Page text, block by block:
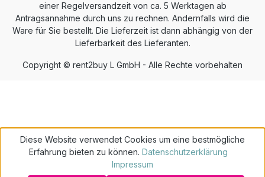
einer Regelversandzeit von ca. 5 Werktagen ab
Antragsannahme durch uns zu rechnen. Andernfalls wird die
Ware für Sie bestellt. Die Lieferzeit ist dann abhängig von der
Lieferbarkeit des Lieferanten.
Copyright © rent2buy L GmbH - Alle Rechte vorbehalten
Diese Website verwendet Cookies um eine bestmögliche
Erfahrung bieten zu können. Datenschutzerklärung
Impressum